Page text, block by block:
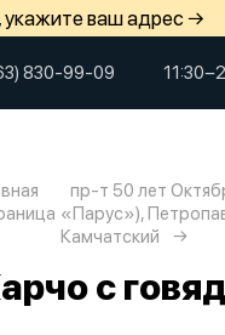
укажите ваш адрес →
830-99-09
пр-т 50 лет
«Парус»),
Камчатский
с